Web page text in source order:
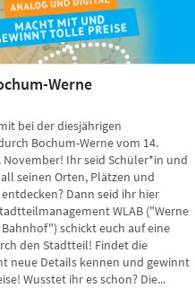
Werne
bei der diesjährigen
Bochum-Werne vom 14.
November! Ihr seid Schüler*in und
seinen Orten, Plätzen und
Dann seid ihr hier
WLAB ("Werne
schickt euch auf eine
den Stadtteil! Findet die
neue Details kennen und gewinnt
Wusstet ihr es schon? Die...